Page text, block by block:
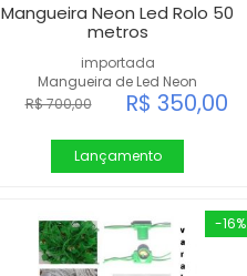
importada
Mangueira de Led Neon
Mangueira Neon Led Rolo 50
metros
R$ 700,00 R$ 350,00
Lançamento
-16%